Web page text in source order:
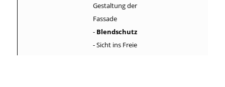
Gestaltung der
Fassade
- Blendschutz
- Sicht ins Freie